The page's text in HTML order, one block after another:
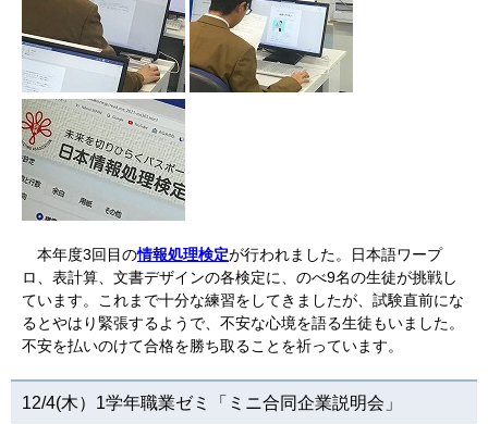
本年度3回目の情報処理検定が行われました。日本語ワープ
ロ、表計算、文書デザインの各検定に、のべ9名の生徒が挑戦し
ています。これまで十分な練習をしてきましたが、試験直前にな
るとやはり緊張するようで、不安な心境を語る生徒もいました。
不安を払いのけて合格を勝ち取ることを祈っています。
12/4(木）1学年職業ゼミ「ミニ合同企業説明会」